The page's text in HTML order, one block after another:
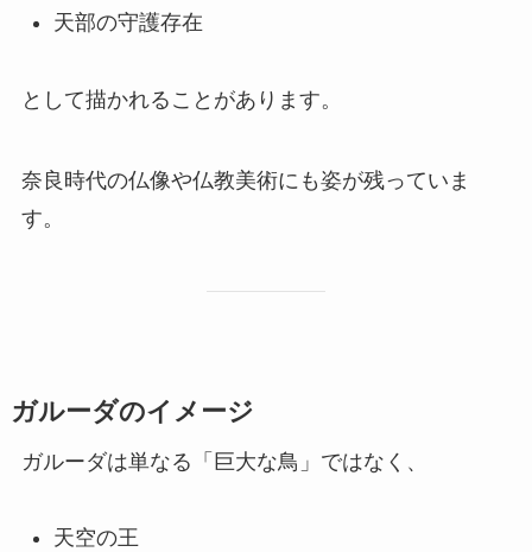
天部の守護存在
として描かれることがあります。
奈良時代の仏像や仏教美術にも姿が残っていま
す。
ガルーダのイメージ
ガルーダは単なる「巨大な鳥」ではなく、
天空の王